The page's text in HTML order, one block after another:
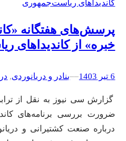
پرسش‌های هفتگانه
خبره» از کاندیداهای
6 تیر 1403 –
–بنادر و دریانوردی,
گزارش سی نیوز به نقل از
ضرورت بررسی برنامه‌های
درباره صنعت کشتیرانی و